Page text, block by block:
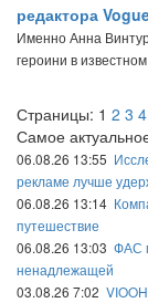
редактора
Именно Анна
героини в
Страницы: 1 2 3 4
Самое
06.08.26 13:55
рекламе лучше
06.08.26 13:14
путешествие
06.08.26 13:03 ФАС
ненадлежащей
03.08.26 7:02